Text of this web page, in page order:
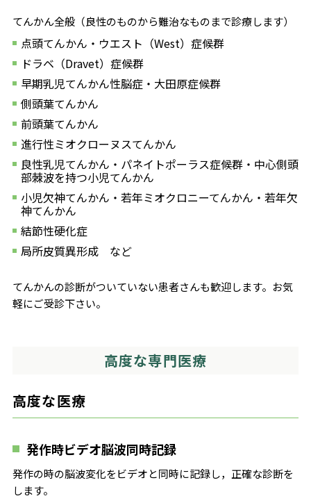
てんかん全般（良性のものから難治なものまで診療します）
点頭てんかん・ウエスト（West）症候群
ドラベ（Dravet）症候群
早期乳児てんかん性脳症・大田原症候群
側頭葉てんかん
前頭葉てんかん
進行性ミオクローヌスてんかん
良性乳児てんかん・パネイトポーラス症候群・中心側頭
部棘波を持つ小児てんかん
小児欠神てんかん・若年ミオクロニーてんかん・若年欠
神てんかん
結節性硬化症
局所皮質異形成 など
てんかんの診断がついていない患者さんも歓迎します。お気
軽にご受診下さい。
高度な専門医療
高度な医療
発作時ビデオ脳波同時記録
発作の時の脳波変化をビデオと同時に記録し，正確な診断を
します。